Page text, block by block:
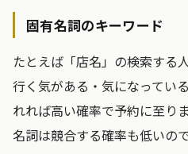
固有名詞のキーワード
たとえば「店名」の検索する
行く気がある・気になってい
れれば高い確率で予約に至り
名詞は競合する確率も低いの